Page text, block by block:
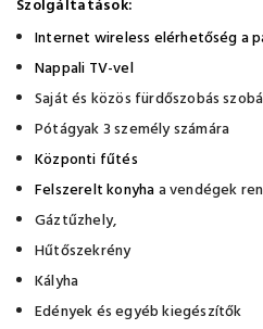
Szolgáltatások:
Internet wireless elérhetőség a
Nappali TV-vel
Saját és közös fürdőszobás
Pótágyak 3 személy számára
Központi fűtés
Felszerelt konyhaa vendégek
Gáztűzhely,
Hűtőszekrény
Kályha
Edények és egyéb kiegészítők